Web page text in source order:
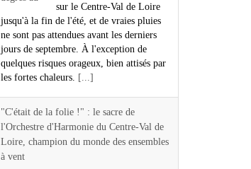
sur le Centre-Val de Loire
jusqu'à la fin de l'été, et de vraies pluies
ne sont pas attendues avant les derniers
jours de septembre. À l'exception de
quelques risques orageux, bien attisés par
les fortes chaleurs.
[...]
"C'était de la folie !" : le sacre de
l'Orchestre d'Harmonie du Centre-Val de
Loire, champion du monde des ensembles
à vent